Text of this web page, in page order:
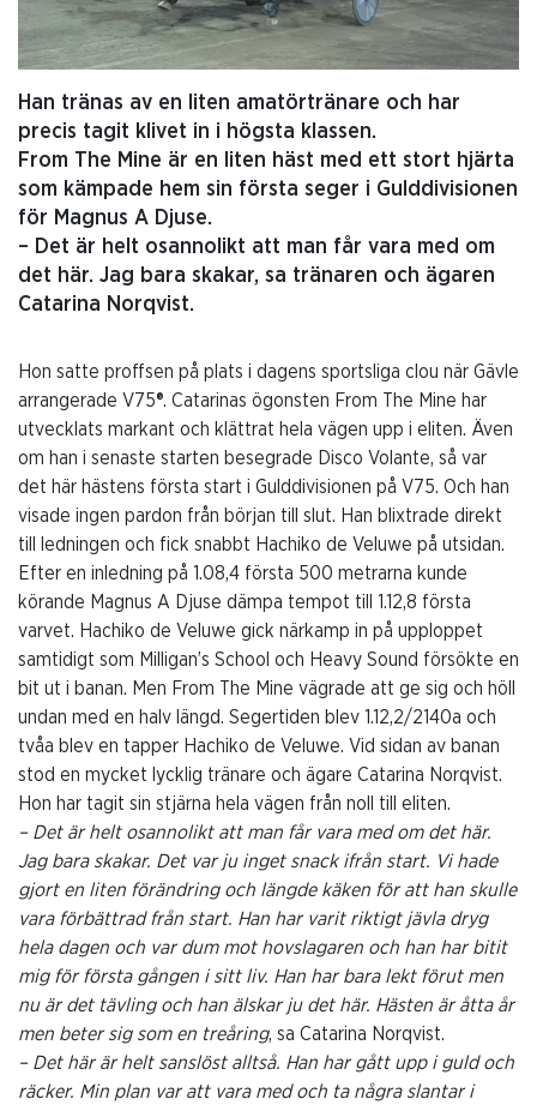
Han tränas av en liten amatörtränare och har
precis tagit klivet in i högsta klassen.
From The Mine är en liten häst med ett stort hjärta
som kämpade hem sin första seger i Gulddivisionen
för Magnus A Djuse.
– Det är helt osannolikt att man får vara med om
det här. Jag bara skakar, sa tränaren och ägaren
Catarina Norqvist.
Hon satte proffsen på plats i dagens sportsliga clou när Gävle
arrangerade V75®. Catarinas ögonsten From The Mine har
utvecklats markant och klättrat hela vägen upp i eliten. Även
om han i senaste starten besegrade Disco Volante, så var
det här hästens första start i Gulddivisionen på V75. Och han
visade ingen pardon från början till slut. Han blixtrade direkt
till ledningen och fick snabbt Hachiko de Veluwe på utsidan.
Efter en inledning på 1.08,4 första 500 metrarna kunde
körande Magnus A Djuse dämpa tempot till 1.12,8 första
varvet. Hachiko de Veluwe gick närkamp in på upploppet
samtidigt som Milligan’s School och Heavy Sound försökte en
bit ut i banan. Men From The Mine vägrade att ge sig och höll
undan med en halv längd. Segertiden blev 1.12,2/2140a och
tvåa blev en tapper Hachiko de Veluwe. Vid sidan av banan
stod en mycket lycklig tränare och ägare Catarina Norqvist.
Hon har tagit sin stjärna hela vägen från noll till eliten.
– Det är helt osannolikt att man får vara med om det här.
Jag bara skakar. Det var ju inget snack ifrån start. Vi hade
gjort en liten förändring och längde käken för att han skulle
vara förbättrad från start. Han har varit riktigt jävla dryg
hela dagen och var dum mot hovslagaren och han har bitit
mig för första gången i sitt liv. Han har bara lekt förut men
nu är det tävling och han älskar ju det här. Hästen är åtta år
men beter sig som en treåring, sa Catarina Norqvist.
– Det här är helt sanslöst alltså. Han har gått upp i guld och
räcker. Min plan var att vara med och ta några slantar i